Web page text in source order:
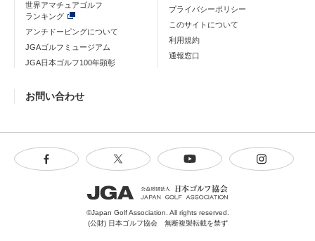
世界アマチュアゴルフ
ランキング
アンチドーピングについて
JGAゴルフミュージアム
JGA日本ゴルフ100年顕彰
プライバシーポリシー
このサイトについて
利用規約
通報窓口
お問い合わせ
©Japan Golf Association. All rights reserved.
(公財) 日本ゴルフ協会 無断複製転載を禁ず